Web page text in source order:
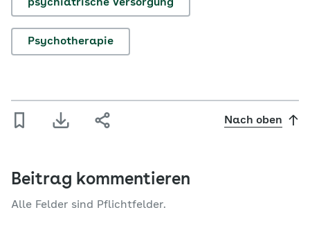
psychiatrische Versorgung
Psychotherapie
Nach oben
Beitrag kommentieren
Alle Felder sind Pflichtfelder.